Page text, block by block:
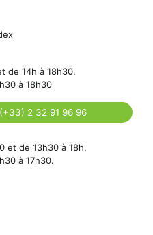
de 14h à 18h30.
à 18h30
2 32 91 96 96
et de 13h30 à 18h.
à 17h30.